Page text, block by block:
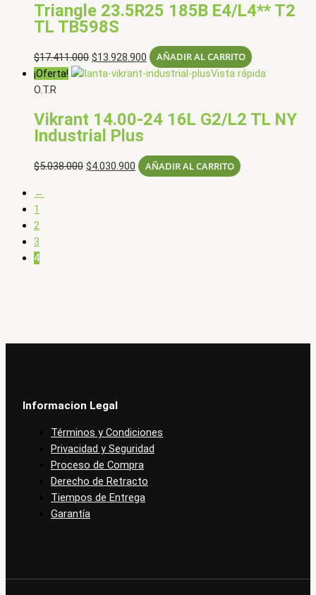
$5.997.000. $4.797.900.
Triangle 23.5R25 185B E4/L4** T2
TL TB598S
$17.411.000 El
precio
$17.411.000.
$13.928.900 El
precio
$13.928.900.
AÑADIR AL CARRITO
¡Oferta!
Vista rápida
O.T.R
Vikrant 14.00-24 16L G2/L2 TL NY
Industrial Plus
$5.038.000 El
$4.030.900 El AÑADIR AL CARRITO
←
1
2
3
4
Informacion Legal
Términos y Condiciones
Privacidad y Seguridad
Proceso de Compra
Derecho de Retracto
Tiempos de Entrega
Garantía